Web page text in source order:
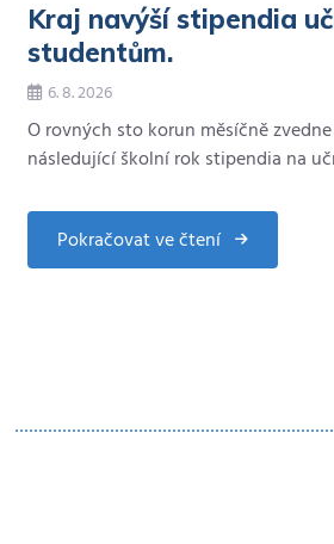
Kraj navýší stipendia
studentům.
6. 8. 2026
O rovných sto korun měsíčně
následující školní rok stipendia na
Pokračovat ve čtení
about
Kraj